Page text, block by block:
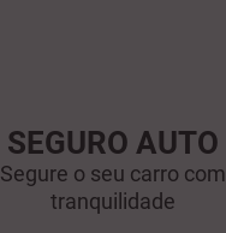
SEGURO AUTO
Segure o seu carro com
tranquilidade